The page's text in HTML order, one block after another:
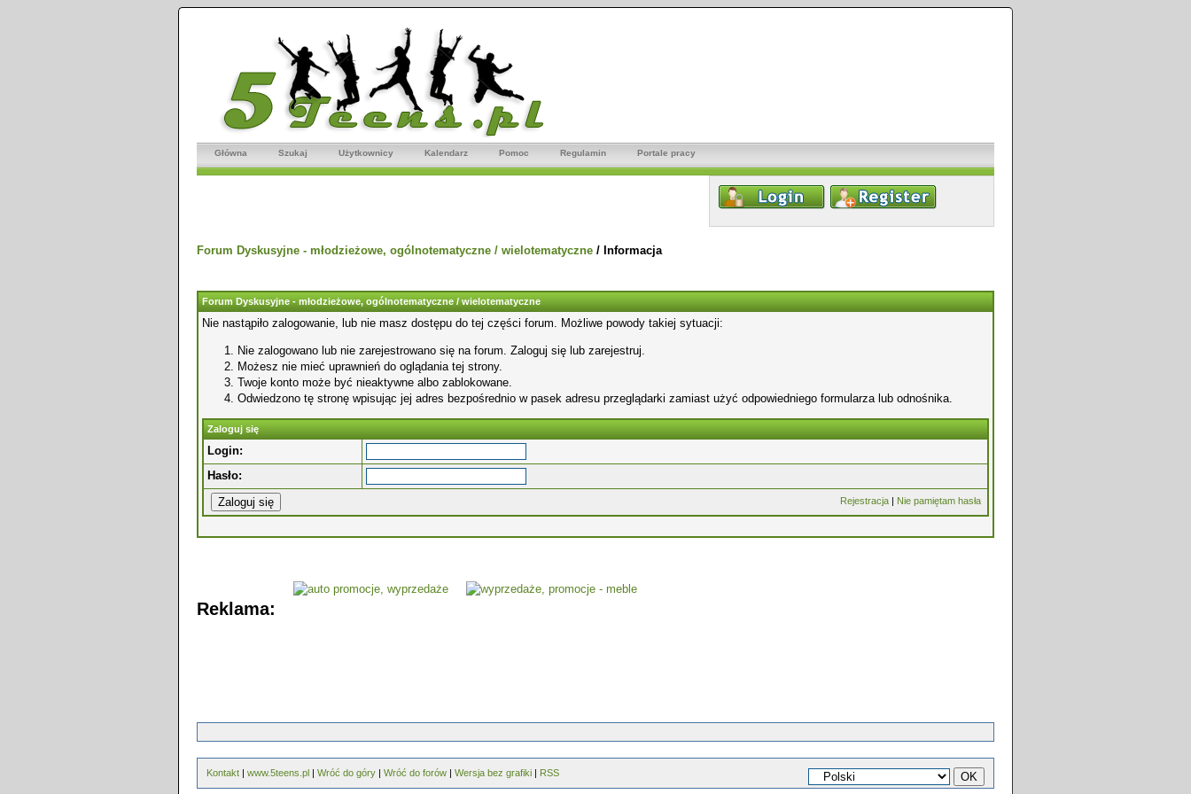
Główna Szukaj Użytkownicy Kalendarz Pomoc Regulamin Portale pracy
Forum Dyskusyjne - młodzieżowe, ogólnotematyczne / wielotematyczne / Informacja
Forum Dyskusyjne - młodzieżowe, ogólnotematyczne / wielotematyczne
Nie nastąpiło zalogowanie, lub nie masz dostępu do tej części forum. Możliwe powody takiej sytuacji:
Nie zalogowano lub nie zarejestrowano się na forum. Zaloguj się lub zarejestruj.
Możesz nie mieć uprawnień do oglądania tej strony.
Twoje konto może być nieaktywne albo zablokowane.
Odwiedzono tę stronę wpisując jej adres bezpośrednio w pasek adresu przeglądarki zamiast użyć odpowiedniego formularza lub odnośnika.
Zaloguj się
Login:
Hasło:
Rejestracja | Nie pamiętam hasła
Reklama:
Kontakt | www.5teens.pl | Wróć do góry | Wróć do forów | Wersja bez grafiki | RSS